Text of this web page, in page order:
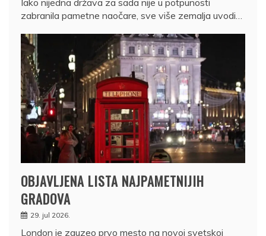
Iako nijedna država za sada nije u potpunosti
zabranila pametne naočare, sve više zemalja uvodi…
OBJAVLJENA LISTA NAJPAMETNIJIH
GRADOVA
29. jul 2026.
London je zauzeo prvo mesto na novoj svetskoj